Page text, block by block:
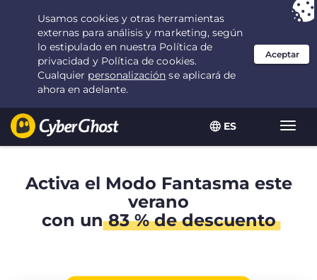
ES
Tu elección: la mejor ofertadurante 2.1666666666667 años por $
2.19
/mes
Activa el Modo Fantasma este
verano
con un83 % de descuento